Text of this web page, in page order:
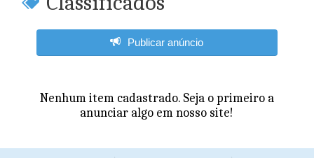
Publicar anúncio
Nenhum item cadastrado. Seja o primeiro a
anunciar algo em nosso site!